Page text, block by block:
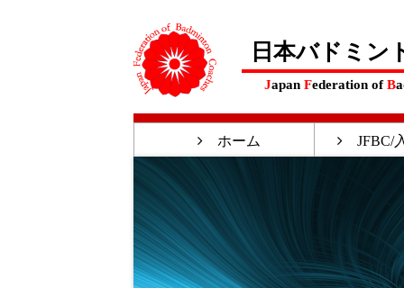
日本バドミン
Japan Federation ofB
ホーム JFBC/